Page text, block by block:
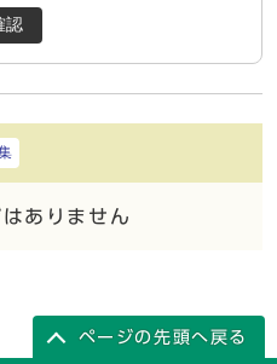
認
ありません
ページの先頭へ戻る